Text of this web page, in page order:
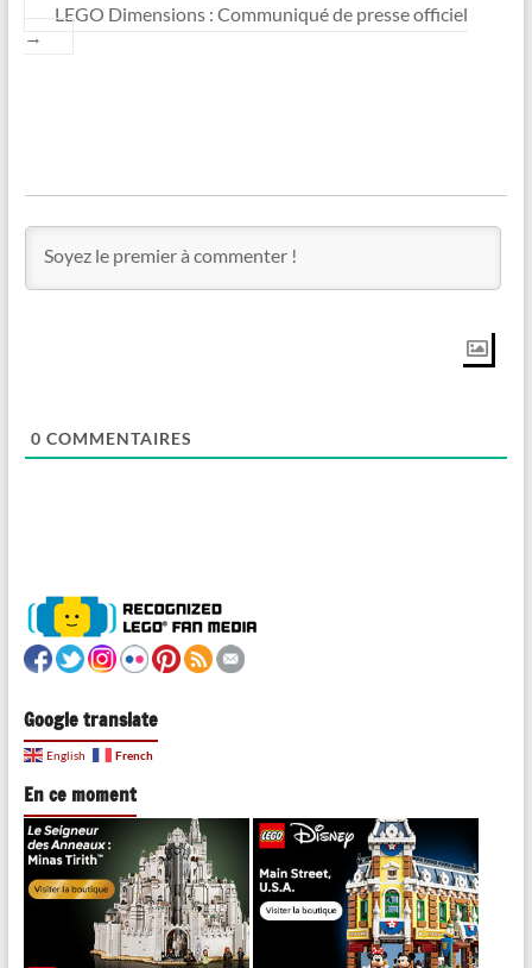
LEGO Dimensions : Communiqué de presse officiel
→
0 COMMENTAIRES
Google translate
English French
En ce moment